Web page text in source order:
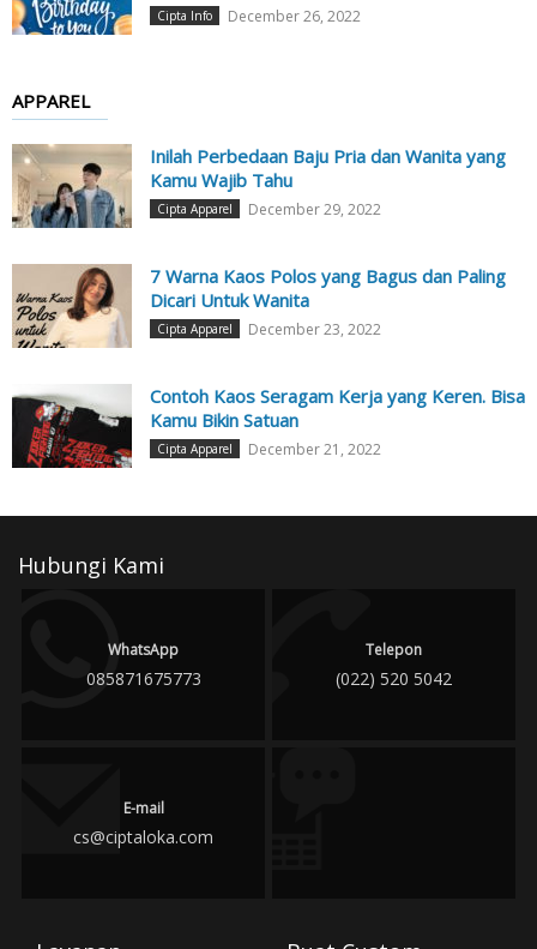
Cipta Info December 26, 2022
APPAREL
Inilah Perbedaan Baju Pria dan Wanita yang
Kamu Wajib Tahu
Cipta Apparel December 29, 2022
7 Warna Kaos Polos yang Bagus dan Paling
Dicari Untuk Wanita
Cipta Apparel December 23, 2022
Contoh Kaos Seragam Kerja yang Keren. Bisa
Kamu Bikin Satuan
Cipta Apparel December 21, 2022
Hubungi Kami
WhatsApp
085871675773
Telepon
(022) 520 5042
E-mail
cs@ciptaloka.com